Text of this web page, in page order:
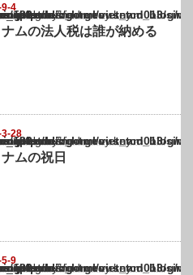
4
array key "show_category" in
kuno-cpa.co.jp/public_html/vietnam_blog/wp-content/themes/
183
ムの法人税は誰が納める
28
array key "show_category" in
kuno-cpa.co.jp/public_html/vietnam_blog/wp-content/themes/
183
ムの祝日
9
array key "show_category" in
kuno-cpa.co.jp/public_html/vietnam_blog/wp-content/themes/
183